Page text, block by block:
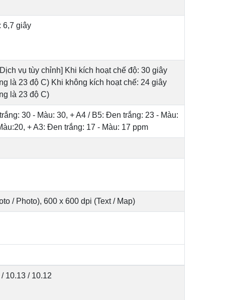
6,7 giây
vụ tùy chỉnh] Khi kích hoạt chế độ: 30 giây
là 23 độ C) Khi không kích hoạt chế: 24 giây
là 23 độ C)
30 - Màu: 30, + A4 / B5: Đen trắng: 23 - Màu:
+ A3: Đen trắng: 17 - Màu: 17 ppm
/ Photo), 600 x 600 dpi (Text / Map)
10.13 / 10.12